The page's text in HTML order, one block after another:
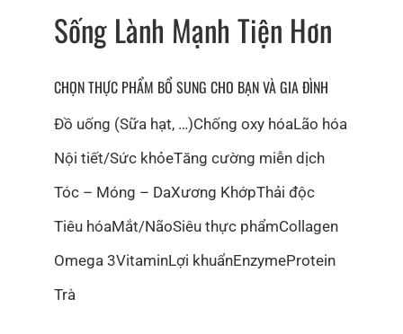
Sống Lành Mạnh Tiện Hơn
CHỌN THỰC PHẨM BỔ SUNG CHO BẠN VÀ GIA ĐÌNH
Đồ uống (Sữa hạt, …)Chống oxy hóaLão hóa
Nội tiết/Sức khỏeTăng cường miễn dịch
Tóc – Móng – DaXương KhớpThải độc
Tiêu hóaMắt/NãoSiêu thực phẩmCollagen
Omega 3VitaminLợi khuẩnEnzymeProtein
Trà